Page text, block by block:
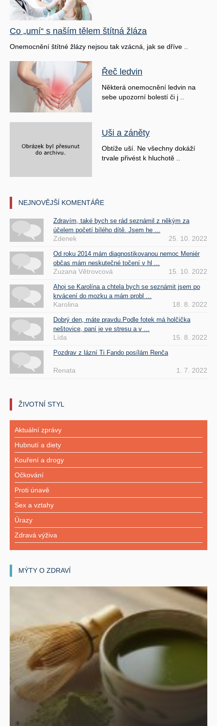
Co „umí“ s naším tělem štítná žláza
Onemocnění štítné žlázy nejsou tak vzácná, jak se dříve ..
Řeč ledvin
Některá onemocnění ledvin na
sebe upozorní bolestí či j ..
Uši a záněty
Obtíže uší. Ne všechny dokáží
trvale přivést k hluchotě ..
NEJNOVĚJŠÍ KOMENTÁŘE
Zdravím, také bych se rád seznámil z někým za
účelem početí bílého dítě. Jsem he ...
Zdenek 25. 10. 2022
Od roku 2014 mám diagnostikovanou nemoc Meniér
občas mám neskutečné točení v hl ...
Zuzana Větrovcová 15. 10. 2022
Ahoj se Karolína a chtela bych se seznámit jsem po
krvácení do mozku a mám probl ...
Karolina 18. 8. 2022
Dobrý den, máte pravdu.Podle fotek má holčička
neštovice, paní je ve stresu a v ...
Lída 15. 8. 2022
Pozdrav z lázní Ti Fando posílám Renča
Renata 1. 7. 2022
ŽIVOTNÍ STYL
Aktuální zprávy
Hubnutí a diety
Kouření a drogy
Očkování
Proti únavě
Sex a vztahy
Úrazy
Zdravá výživa
MÝTY O ZDRAVÍ